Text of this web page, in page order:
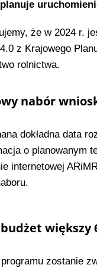
że w 2024 r.
z Krajowego
rolnictwa.
nabór
dokładna data
o planowanym
internetowej
większy
zostanie